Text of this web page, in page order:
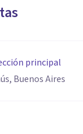
principal
Buenos Aires